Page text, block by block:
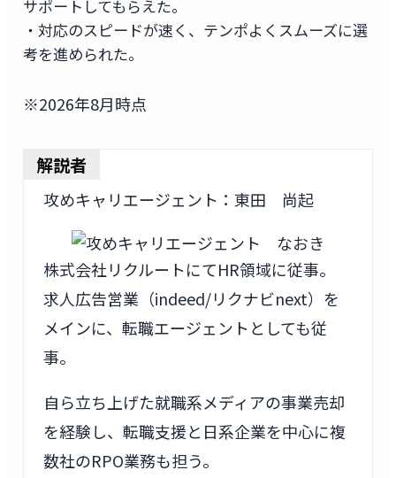
サポートしてもらえた。
・対応のスピードが速く、テンポよくスムーズに選
考を進められた。
※2026年8月時点
解説者
攻めキャリエージェント：東田 尚起
株式会社リクルートにてHR領域に従事。
求人広告営業（indeed/リクナビnext）を
メインに、転職エージェントとしても従
事。
自ら立ち上げた就職系メディアの事業売却
を経験し、転職支援と日系企業を中心に複
数社のRPO業務も担う。